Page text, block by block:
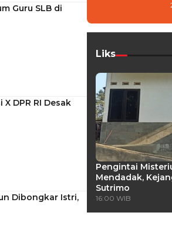
Guru SLB di
DPR RI Desak
Dibongkar Istri,
Liks
Pengintai
Mendadak,
Sutrimo
16:00 WIB